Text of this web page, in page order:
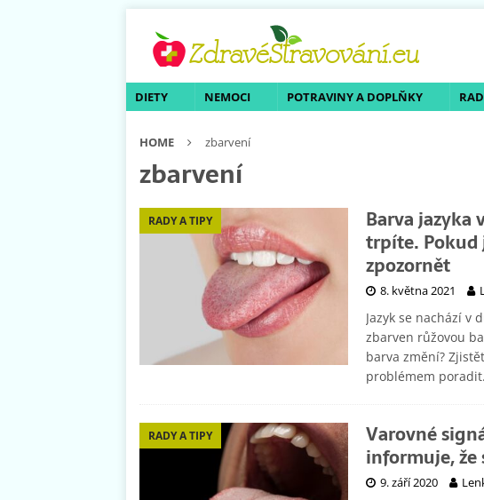
DIETY NEMOCI POTRAVINY A DOPLŇKY
HOME zbarvení
zbarvení
RADY A TIPY
Barva jazyka
trpíte. Pokud
zpozornět
8. května 2021
Jazyk se nachází v
zbarven růžovou
barva změní?
problémem poradit.
RADY A TIPY
Varovné
informuje, že
9. září 2020